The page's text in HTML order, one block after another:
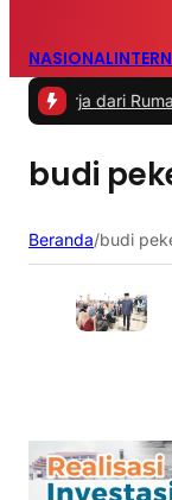
NASIONAL
dari Rumah |#2 -
budi
Beranda/budi